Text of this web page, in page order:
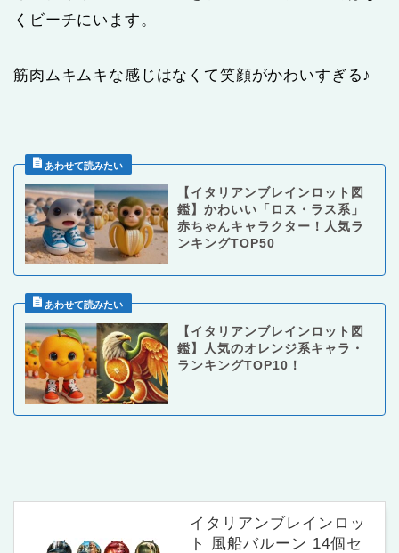
くビーチにいます。
筋肉ムキムキな感じはなくて笑顔がかわいすぎる♪
【イタリアンブレインロット図
鑑】かわいい「ロス・ラス系」
赤ちゃんキャラクター！人気ラ
ンキングTOP50
【イタリアンブレインロット図
鑑】人気のオレンジ系キャラ・
ランキングTOP10！
イタリアンブレインロッ
ト 風船バルーン 14個セ